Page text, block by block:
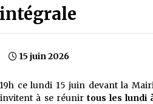
15 juin 2026
ce lundi 15 juin devant la
à se réunir tous les lundi